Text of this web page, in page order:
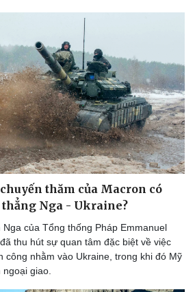
thăm của Macron có
Nga - Ukraine?
Nga của Tổng thống Pháp Emmanuel
thu hút sự quan tâm đặc biệt về việc
công nhằm vào Ukraine, trong khi đó Mỹ
giao.